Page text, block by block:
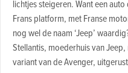
lichtjes steigeren. Want een
Frans platform, met Franse
nog wel de naam ‘Jeep’
Stellantis, moederhuis van
variant van de Avenger,